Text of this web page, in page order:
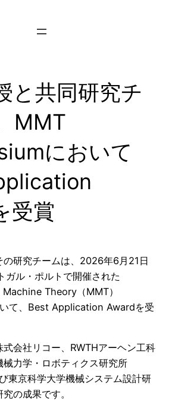
と共同研究チ
MMT
において
受賞
の研究チームは、2026年6月21日
ガル・ポルトで開催された
Theory（MMT）
て、Best Application Awardを受
会社リコー、RWTHアーヘン工科
械力学・ロボティクス研究所
び東京科学大学機械システム設計研
の成果です。